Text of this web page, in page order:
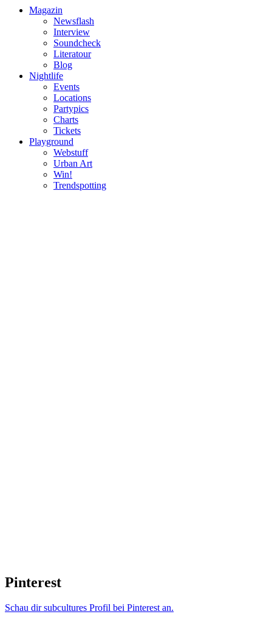
Magazin
Newsflash
Interview
Soundcheck
Literatour
Blog
Nightlife
Events
Locations
Partypics
Charts
Tickets
Playground
Webstuff
Urban Art
Win!
Trendspotting
Pinterest
Schau dir subcultures Profil bei Pinterest an.